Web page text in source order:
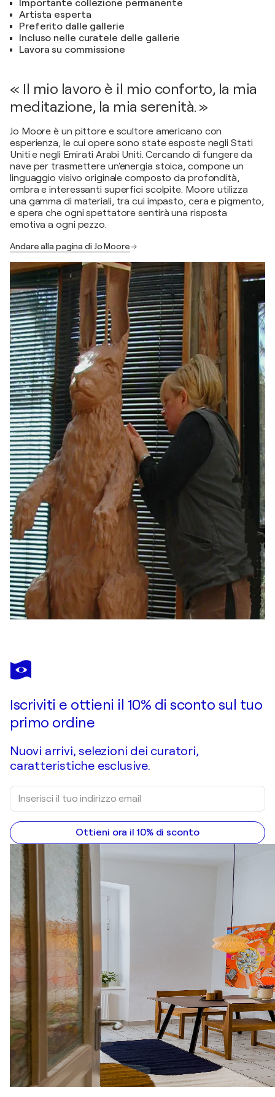
Importante collezione permanente
Artista esperta
Preferito dalle gallerie
Incluso nelle curatele delle gallerie
Lavora su commissione
« Il mio lavoro è il mio conforto, la mia
meditazione, la mia serenità. »
Jo Moore è un pittore e scultore americano con
esperienza, le cui opere sono state esposte negli Stati
Uniti e negli Emirati Arabi Uniti. Cercando di fungere da
nave per trasmettere un'energia stoica, compone un
linguaggio visivo originale composto da profondità,
ombra e interessanti superfici scolpite. Moore utilizza
una gamma di materiali, tra cui impasto, cera e pigmento,
e spera che ogni spettatore sentirà una risposta
emotiva a ogni pezzo.
Andare alla pagina di Jo Moore
Iscriviti e ottieni il 10% di sconto sul tuo
primo ordine
Nuovi arrivi, selezioni dei curatori,
caratteristiche esclusive.
Ottieni ora il 10% di sconto